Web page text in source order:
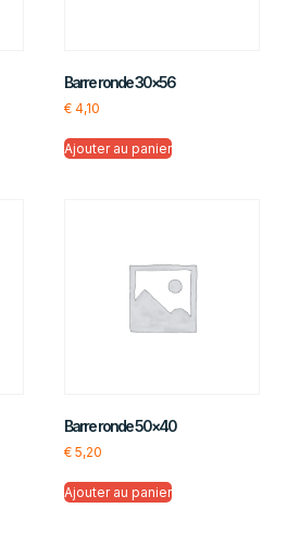
Barre ronde 30×56
€4,10
Ajouter au panier
Barre ronde 50×40
€5,20
Ajouter au panier